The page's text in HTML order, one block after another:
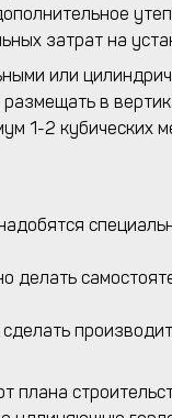
затрат на
или
в
1-2 кубических
делать
плана